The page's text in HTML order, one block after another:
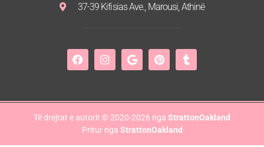
37-39 Kifisias Ave., Marousi, Athinë
Të drejtat e autorit © 2020-2026 nga StrattonOakland
Pritur nga StrattonOakland